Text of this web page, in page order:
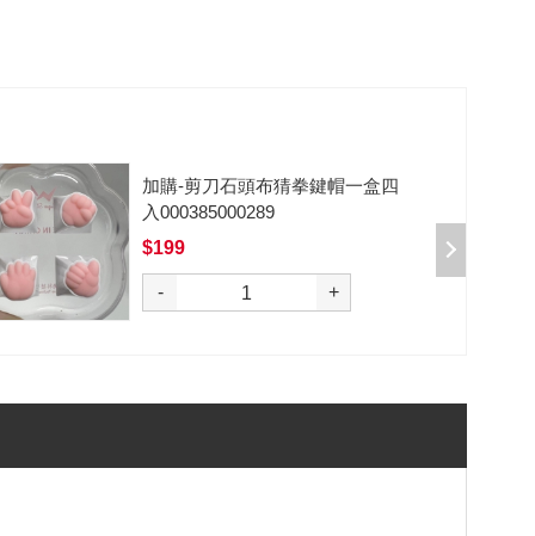
加購-黑武士軸V2/5腳/段落/62g/無
潤/10入 000377000012*10
$50
+